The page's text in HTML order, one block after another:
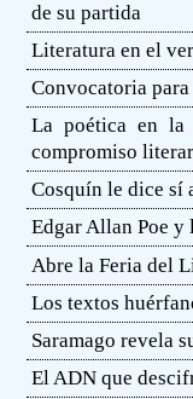
de su partida
Literatura en el
Convocatoria
La poética en la
compromiso
Cosquín le dice sí
Edgar Allan Poe y
Abre la Feria del
Los textos
Saramago revela
El ADN que